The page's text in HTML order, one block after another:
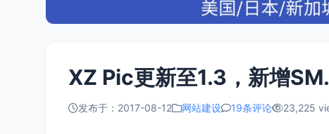
XZ Pic更新至1.3，新增
发布于：2017-08-12 网站建设 19条评论 23,225